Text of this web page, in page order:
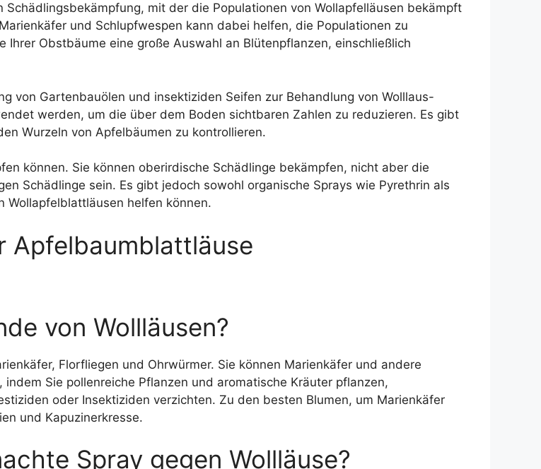
mit der die Populationen von Wollapfelläusen bekämpft
und Schlupfwespen kann dabei helfen, die Populationen zu
Obstbäume eine große Auswahl an Blütenpflanzen, einschließlich
von Gartenbauölen und insektiziden Seifen zur Behandlung von Wolllaus-
werden, um die über dem Boden sichtbaren Zahlen zu reduzieren. Es gibt
Wurzeln von Apfelbäumen zu kontrollieren.
können. Sie können oberirdische Schädlinge bekämpfen, nicht aber die
Schädlinge sein. Es gibt jedoch sowohl organische Sprays wie Pyrethrin als
Wollapfelblattläusen helfen können.
Apfelbaumblattläuse
von Wollläusen?
Florfliegen und Ohrwürmer. Sie können Marienkäfer und andere
Sie pollenreiche Pflanzen und aromatische Kräuter pflanzen,
oder Insektiziden verzichten. Zu den besten Blumen, um Marienkäfer
und Kapuzinerkresse.
Spray gegen Wollläuse?